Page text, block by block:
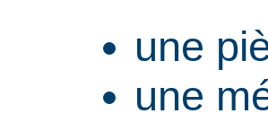
une
une